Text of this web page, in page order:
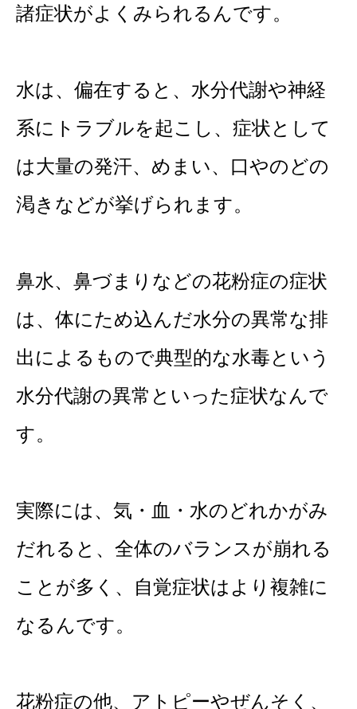
諸症状がよくみられるんです。
水は、偏在すると、水分代謝や神経
系にトラブルを起こし、症状として
は大量の発汗、めまい、口やのどの
渇きなどが挙げられます。
鼻水、鼻づまりなどの花粉症の症状
は、体にため込んだ水分の異常な排
出によるもので典型的な水毒という
水分代謝の異常といった症状なんで
す。
実際には、気・血・水のどれかがみ
だれると、全体のバランスが崩れる
ことが多く、自覚症状はより複雑に
なるんです。
花粉症の他、アトピーやぜんそく、